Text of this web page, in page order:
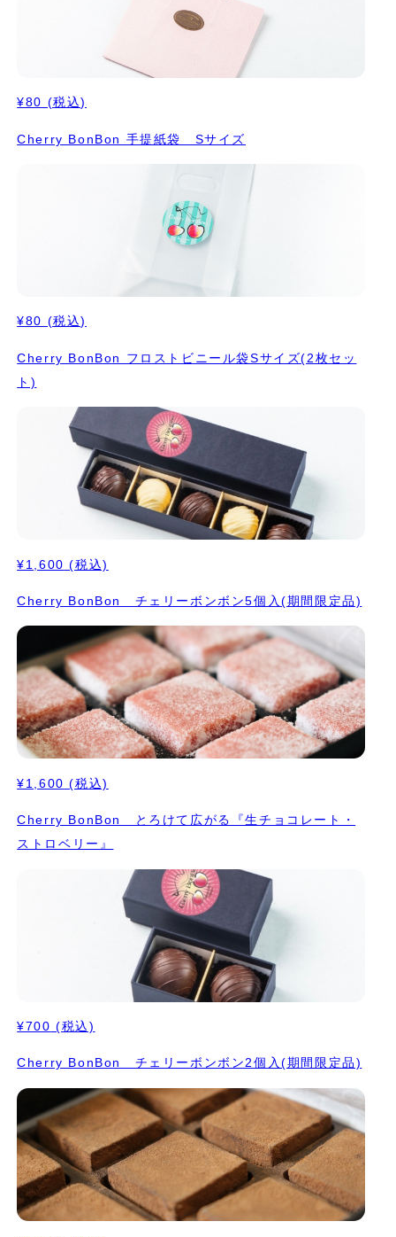
¥80 (税込)
Cherry BonBon 手提紙袋 Sサイズ
¥80 (税込)
Cherry BonBon フロストビニール袋Sサイズ(2枚セッ
ト)
¥1,600 (税込)
Cherry BonBon チェリーボンボン5個入(期間限定品)
¥1,600 (税込)
Cherry BonBon とろけて広がる『生チョコレート・
ストロベリー』
¥700 (税込)
Cherry BonBon チェリーボンボン2個入(期間限定品)